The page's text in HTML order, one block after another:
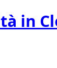
in